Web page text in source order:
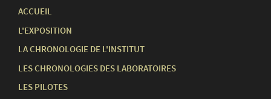
ACCUEIL
L'EXPOSITION
LA CHRONOLOGIE DE L'INSTITUT
LES CHRONOLOGIES DES LABORATOIRES
LES PILOTES